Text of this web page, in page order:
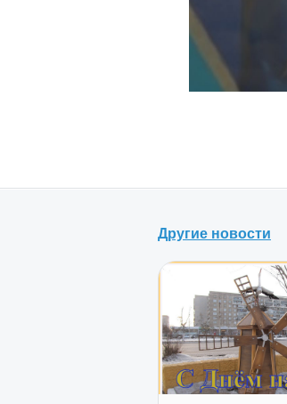
Другие новости